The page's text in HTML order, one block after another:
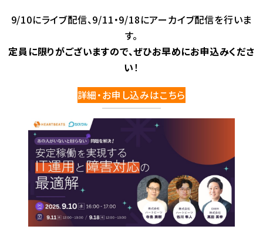
9/10にライブ配信、9/11・9/18にアーカイブ配信を行いま
す。
定員に限りがございますので、ぜひお早めにお申込みくださ
い！
詳細・お申し込みはこちら